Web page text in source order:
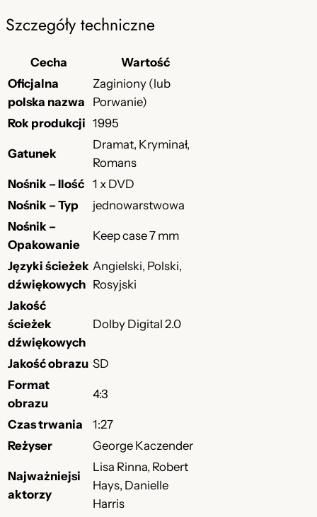
Szczegóły techniczne
Cecha
Wartość
Oficjalna
polska nazwa
Zaginiony (lub
Porwanie)
Rok produkcji 1995
Gatunek
Dramat, Kryminał,
Romans
Nośnik – Ilość 1 x DVD
Nośnik – Typ
jednowarstwowa
Nośnik –
Opakowanie
Keep case 7 mm
Języki ścieżek
dźwiękowych
Angielski, Polski,
Rosyjski
Jakość
ścieżek
dźwiękowych
Dolby Digital 2.0
Jakość obrazu SD
Format
obrazu
4:3
Czas trwania
1:27
Reżyser
George Kaczender
Najważniejsi
aktorzy
Lisa Rinna, Robert
Hays, Danielle
Harris